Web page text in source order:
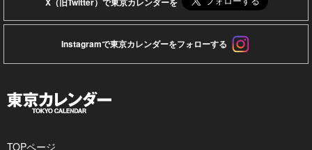
Instagramで東京カレンダーをフォローする
TOPページ